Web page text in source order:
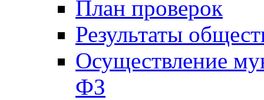
План проверок
Результаты
Осуществление
ФЗ